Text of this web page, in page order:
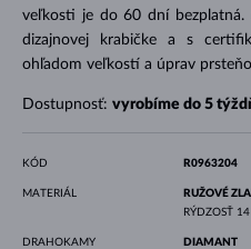
veľkosti je do 60 dní bezplatná.
dizajnovej krabičke a s
ohľadom veľkostí a úprav
Dostupnosť: vyrobíme do 5
KÓD R0963204
MATERIÁL
RUŽOVÉ
RÝDZOSŤ
DRAHOKAMY
DIAMANT